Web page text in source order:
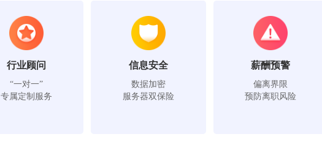
行业顾问
“一对一”
专属定制服务
信息安全
数据加密
服务器双保险
薪酬预警
偏离界限
预防离职风险